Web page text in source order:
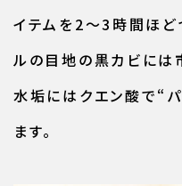
イテムを2～3時間ほど
ルの目地の黒カビには
水垢にはクエン酸で“
ます。